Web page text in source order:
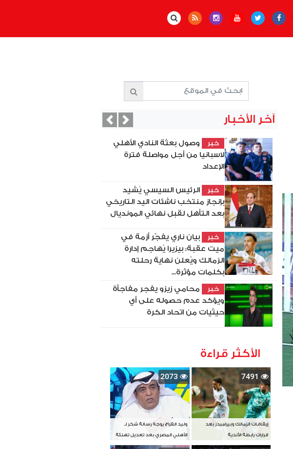
آخر الأخبار
خبر
وصول بعثة النادي الأهلي
لاسبانيا من أجل مواصلة فترة
الإعداد
خبر
الرئيس السيسي يُشيد
بإنجاز منتخب ناشئات اليد التاريخي
بعد التأهل لقبل نهائي المونديال
خبر
بيان ناري يفجّر أزمة في
ميت عقبة: بيزيرا يُهاجم إدارة
الزمالك ويُعلن نهاية رحلته
بكلمات مؤثرة...
خبر
محامي زيزو يفجر مفاجأة
ويؤكد عدم حصوله على أي
حيثيات من اتحاد الكرة
PreviousNext
الأكثر قراءة
7491
إيقافات الزمالك وبيراميدز بعد
قرارات رابطة الأندية
2073
وليد الفراج يوجه رسالة شكر لـ
الأهلي المصري بعد تعديل تهنئة
بطل آسيا